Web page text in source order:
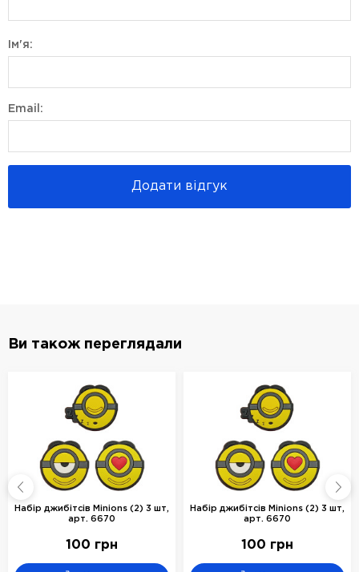
Ім'я:
Email:
Додати відгук
Ви також переглядали
Набір джибітсів Minions (2) 3 шт,
арт. 6670
100 грн
Набір джибітсів Minions (2) 3 шт,
арт. 6670
100 грн